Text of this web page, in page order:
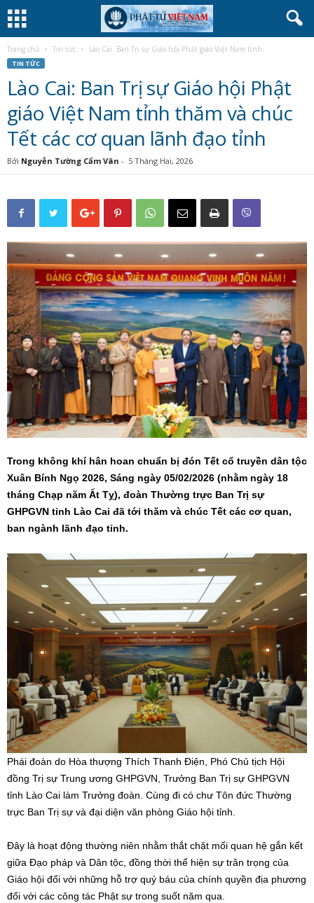
Trang chủ Tin tức Lào Cai: Ban Trị sự Giáo hội Phật giáo Việt Nam tỉnh...
TIN TỨC
Lào Cai: Ban Trị sự Giáo hội Phật
giáo Việt Nam tỉnh thăm và chúc
Tết các cơ quan lãnh đạo tỉnh
Bởi Nguyễn Tường Cẩm Vân - 5 Tháng Hai, 2026
Trong không khí hân hoan chuẩn bị đón Tết cổ truyền dân tộc
Xuân Bính Ngọ 2026, Sáng ngày 05/02/2026 (nhằm ngày 18
tháng Chạp năm Ất Tỵ), đoàn Thường trực Ban Trị sự
GHPGVN tỉnh Lào Cai đã tới thăm và chúc Tết các cơ quan,
ban ngành lãnh đạo tỉnh.
Phái đoàn do Hòa thượng Thích Thanh Điện, Phó Chủ tịch Hội
đồng Trị sự Trung ương GHPGVN, Trưởng Ban Trị sự GHPGVN
tỉnh Lào Cai làm Trưởng đoàn. Cùng đi có chư Tôn đức Thường
trực Ban Trị sự và đại diện văn phòng Giáo hội tỉnh.
Đây là hoạt động thường niên nhằm thắt chặt mối quan hệ gắn kết
giữa Đạo pháp và Dân tộc, đồng thời thể hiện sự trân trọng của
Giáo hội đối với những hỗ trợ quý báu của chính quyền địa phương
đối với các công tác Phật sự trong suốt năm qua.